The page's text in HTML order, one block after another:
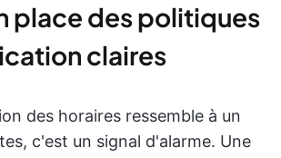
place des politiques
claires
des horaires ressemble à un
c'est un signal d'alarme. Une